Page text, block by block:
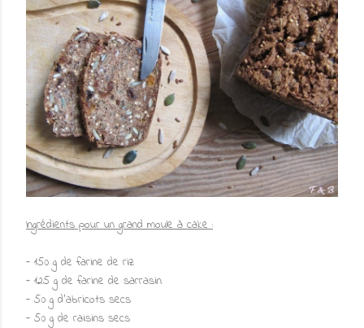
Ingrédients pour un grand moule à cake :
- 150 g de farine de riz
- 125 g de farine de sarrasin
- 50 g d'abricots secs
- 50 g de raisins secs